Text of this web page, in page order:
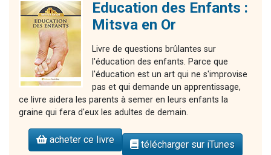
Education des Enfants :
Mitsva en Or
Livre de questions brûlantes sur
l'éducation des enfants. Parce que
l'éducation est un art qui ne s'improvise
pas et qui demande un apprentissage,
ce livre aidera les parents à semer en leurs enfants la
graine qui fera d'eux les adultes de demain.
acheter ce livre télécharger sur iTunes